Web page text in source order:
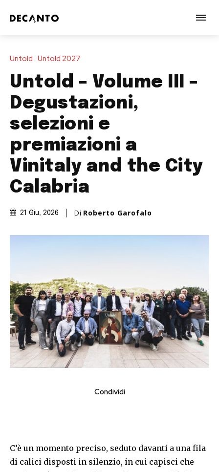
Untold Untold 2027
Untold – Volume III –
Degustazioni,
selezioni e
premiazioni a
Vinitaly and the City
Calabria
21 Giu, 2026 Di Roberto Garofalo
Condividi
C’è un momento preciso, seduto davanti a una fila
di calici disposti in silenzio, in cui capisci che